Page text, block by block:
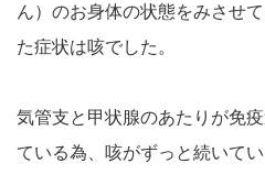
ん）のお身体の状態をみさせ
た症状は咳でした。
気管支と甲状腺のあたりが免
ている為、咳がずっと続いて